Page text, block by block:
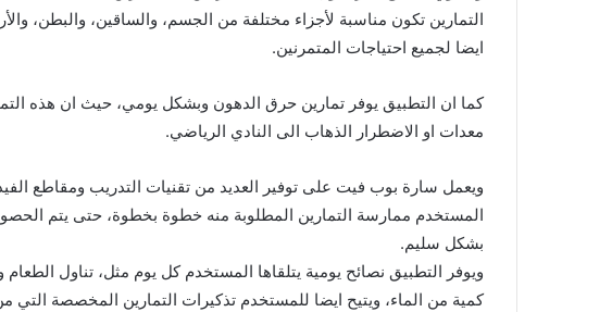
التمارين تكون مناسبة لأجزاء مختلفة من الجسم، والساقين، والبطن،
ايضا لجميع احتياجات المتمرنين.
كما ان التطبيق يوفر تمارين حرق الدهون وبشكل يومي، حيث ان هذه
معدات او الاضطرار الذهاب الى النادي الرياضي.
ويعمل سارة بوب فيت على توفير العديد من تقنيات التدريب ومقاطع
المستخدم ممارسة التمارين المطلوبة منه خطوة بخطوة، حتى يتم
بشكل سليم.
ويوفر التطبيق نصائح يومية يتلقاها المستخدم كل يوم مثل، تناول
كمية من الماء، ويتيح ايضا للمستخدم تذكيرات التمارين المخصصة التي